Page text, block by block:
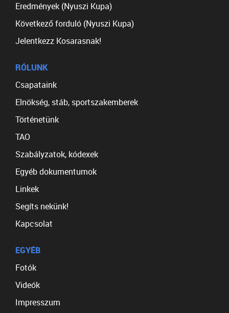
Eredmények (Nyuszi Kupa)
Következő forduló (Nyuszi Kupa)
Jelentkezz Kosarasnak!
RÓLUNK
Csapataink
Elnökség, stáb, sportszakemberek
Történetünk
TAO
Szabályzatok, kódexek
Egyéb dokumentumok
Linkek
Segíts nekünk!
Kapcsolat
EGYÉB
Fotók
Videók
Impresszum